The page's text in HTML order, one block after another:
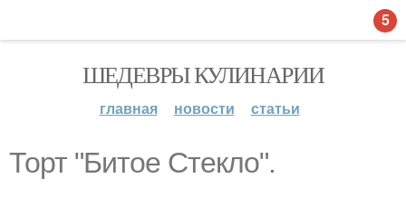
ШЕДЕВРЫ КУЛИНАРИИ
главная новости статьи
Торт "Битое Стекло".
5